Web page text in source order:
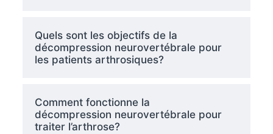
Quels sont les objectifs de la
décompression neurovertébrale pour
les patients arthrosiques?
Comment fonctionne la
décompression neurovertébrale pour
traiter l’arthrose?